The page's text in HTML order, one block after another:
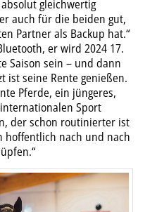
gleichwertig
auch für die beiden gut,
Partner als Backup hat.“
er wird 2024 17.
Saison sein – und dann
ist seine Rente genießen.
Pferde, ein jüngeres,
Sport
der schon routinierter ist
hoffentlich nach und nach